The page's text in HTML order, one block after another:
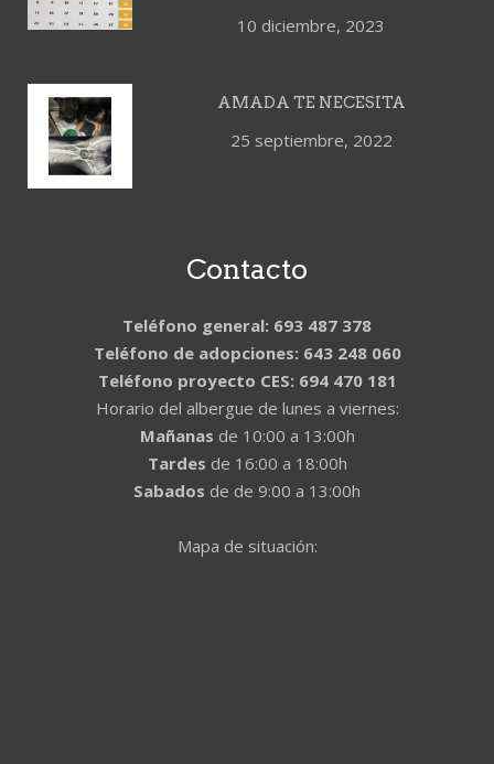
10 diciembre, 2023
AMADA TE NECESITA
25 septiembre, 2022
Contacto
Teléfono general: 693 487 378
Teléfono de adopciones: 643 248 060
Teléfono proyecto CES: 694 470 181
Horario del albergue de lunes a viernes:
Mañanas de 10:00 a 13:00h
Tardes de 16:00 a 18:00h
Sabados de de 9:00 a 13:00h
Mapa de situación: